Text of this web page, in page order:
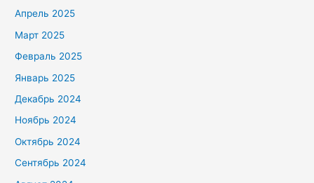
Апрель 2025
Март 2025
Февраль 2025
Январь 2025
Декабрь 2024
Ноябрь 2024
Октябрь 2024
Сентябрь 2024